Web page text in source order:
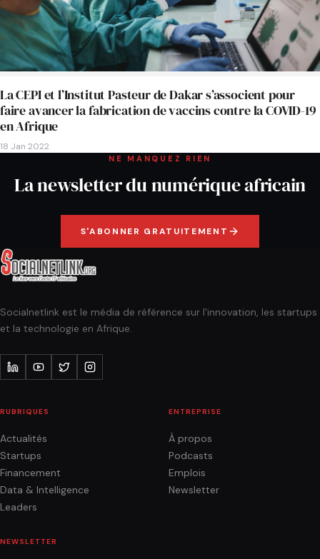
La CEPI et l’Institut Pasteur de Dakar s’associent pour
faire avancer la fabrication de vaccins contre la COVID-19
en Afrique
18 Jan 2022
NE MANQUEZ RIEN
La newsletter du numérique africain
S'ABONNER GRATUITEMENT
Socialnetlink est le média de référence sur l'innovation, les startups
et la technologie en Afrique.
RUBRIQUES
Actualités
Startups
Financement
Data & Intelligence
Leaders
ENTREPRISE
À propos
Podcasts
Emplois
Newsletter
NEWSLETTER